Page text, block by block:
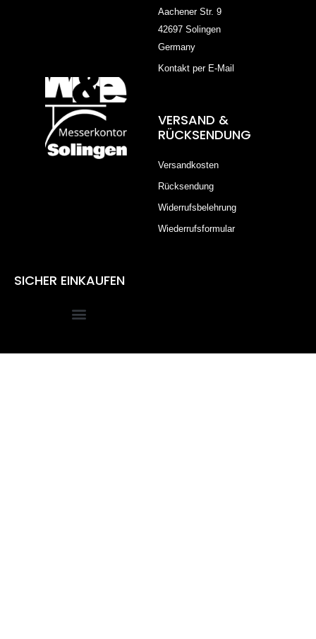
Aachener Str. 9
42697 Solingen
Germany
Kontakt per E-Mail
VERSAND &
RÜCKSENDUNG
Versandkosten
Rücksendung
Widerrufsbelehrung
Wiederrufsformular
SICHER EINKAUFEN